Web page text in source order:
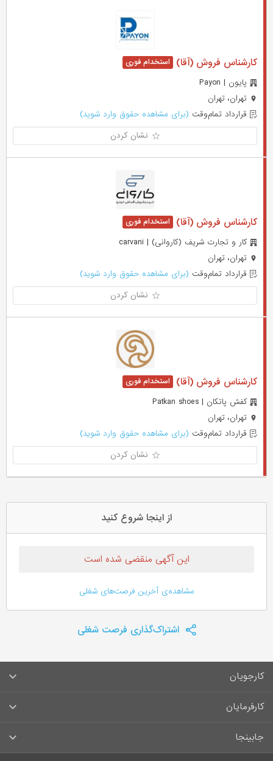
کارشناس فروش (آقا)
پایون | Payon
تهران، تهران
قرارداد تمام‌وقت (برای مشاهده حقوق وارد شوید)
نشان کردن
کارشناس فروش (آقا)
کار و تجارت شریف (کاروانی) | carvani
تهران، تهران
قرارداد تمام‌وقت (برای مشاهده حقوق وارد شوید)
نشان کردن
کارشناس فروش (آقا)
کفش پاتکان | Patkan shoes
تهران، تهران
قرارداد تمام‌وقت (برای مشاهده حقوق وارد شوید)
نشان کردن
از اینجا شروع کنید
این آگهی منقضی شده است
مشاهده‌ی آخرین فرصت‌های شغلی
اشتراک‌گذاری فرصت شغلی
کارجویان
سوالات متداول کارجویان
لیست مشاغل
کارفرمایان
راهنمای ثبت آگهی استخدام
جابینجا